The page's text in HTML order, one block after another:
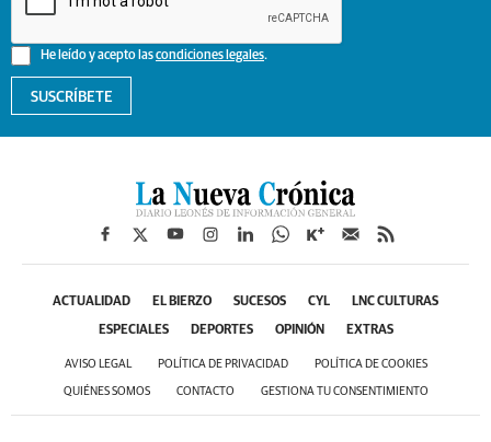
He leído y acepto lascondiciones legales.
SUSCRÍBETE
ACTUALIDAD EL BIERZO SUCESOS CYL LNC CULTURAS
ESPECIALES DEPORTES OPINIÓN EXTRAS
AVISO LEGAL POLÍTICA DE PRIVACIDAD POLÍTICA DE COOKIES
QUIÉNES SOMOS CONTACTO GESTIONA TU CONSENTIMIENTO